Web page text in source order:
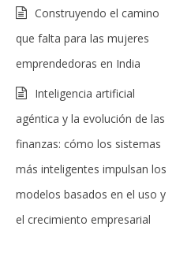
Construyendo el camino
que falta para las mujeres
emprendedoras en India
Inteligencia artificial
agéntica y la evolución de las
finanzas: cómo los sistemas
más inteligentes impulsan los
modelos basados ​​en el uso y
el crecimiento empresarial